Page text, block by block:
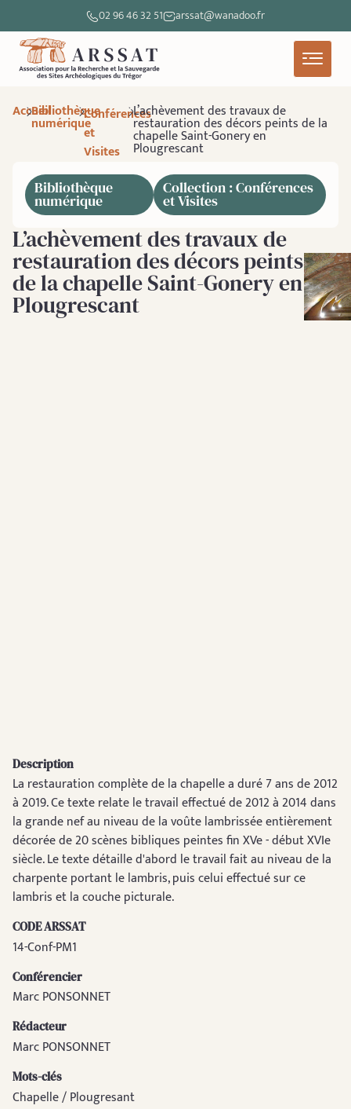
02 96 46 32 51 arssat@wanadoo.fr
AccueilBibliothèque
numériqueConférences
et
Visites
L’achèvement des travaux de
restauration des décors peints de la
chapelle Saint-Gonery en
Plougrescant
Bibliothèque
numérique
Collection : Conférences
et Visites
L’achèvement des travaux de
restauration des décors peints
de la chapelle Saint-Gonery en
Plougrescant
Description
La restauration complète de la chapelle a duré 7 ans de 2012
à 2019. Ce texte relate le travail effectué de 2012 à 2014 dans
la grande nef au niveau de la voûte lambrissée entièrement
décorée de 20 scènes bibliques peintes fin XVe - début XVIe
siècle. Le texte détaille d'abord le travail fait au niveau de la
charpente portant le lambris, puis celui effectué sur ce
lambris et la couche picturale.
CODE ARSSAT
14-Conf-PM1
Conférencier
Marc PONSONNET
Rédacteur
Marc PONSONNET
Mots-clés
Chapelle / Plougresant